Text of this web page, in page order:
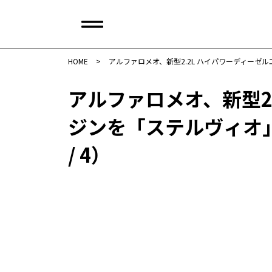
HOME > アルファロメオ、新型2.2L ハイパワーディーゼ
アルファロメオ、新
ジンを「ステルヴィオ
/ 4）